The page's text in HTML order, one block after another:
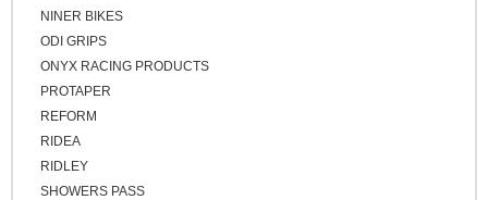
NINER BIKES
ODI GRIPS
ONYX RACING PRODUCTS
PROTAPER
REFORM
RIDEA
RIDLEY
SHOWERS PASS